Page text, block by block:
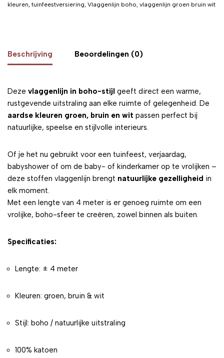
kleuren, tuinfeestversiering, Vlaggenlijn boho, vlaggenlijn groen bruin wit
Beschrijving Beoordelingen (0)
Deze vlaggenlijn in boho-stijl geeft direct een warme,
rustgevende uitstraling aan elke ruimte of gelegenheid. De
aardse kleuren groen, bruin en wit passen perfect bij
natuurlijke, speelse en stijlvolle interieurs.
Of je het nu gebruikt voor een tuinfeest, verjaardag,
babyshower of om de baby- of kinderkamer op te vrolijken –
deze stoffen vlaggenlijn brengt natuurlijke gezelligheid in
elk moment.
Met een lengte van 4 meter is er genoeg ruimte om een
vrolijke, boho-sfeer te creëren, zowel binnen als buiten.
Specificaties:
Lengte: ± 4 meter
Kleuren: groen, bruin & wit
Stijl: boho / natuurlijke uitstraling
100% katoen